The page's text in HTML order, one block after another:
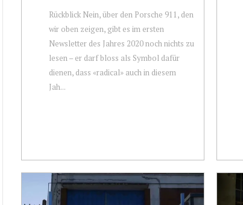
Rückblick Nein, über den Porsche 911, den
wir oben zeigen, gibt es im ersten
Newsletter des Jahres 2020 noch nichts zu
lesen – er darf bloss als Symbol dafür
dienen, dass «radical» auch in diesem
Jah...